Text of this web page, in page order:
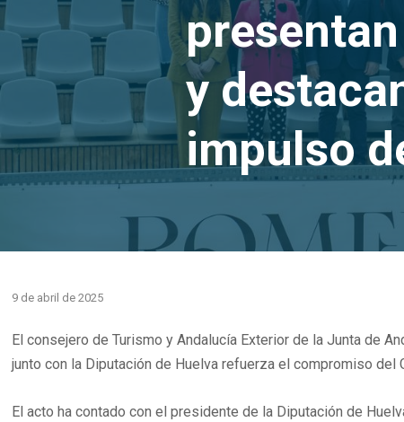
y
impulso
9 de abril de 2025
El consejero de Turismo y Andalucía Exterior de la Junta de
junto con la Diputación de Huelva refuerza el compromiso
El acto ha contado con el presidente de la Diputación de